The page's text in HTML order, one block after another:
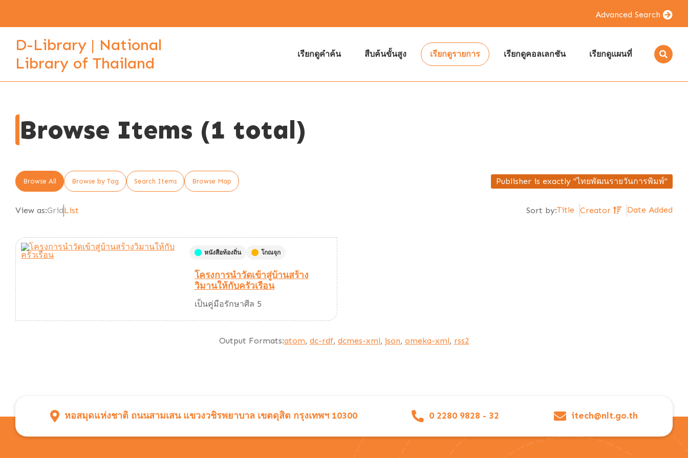
Advanced Search
D-Library | National
Library of Thailand
เรียกดูคำค้น สืบค้นขั้นสูง เรียกดูรายการ เรียกดูคอลเลกชัน เรียกดูแผนที่
Browse Items (1 total)
Browse All Browse by Tag Search Items Browse Map Publisher is exactly "ไทยพัฒนรายวันการพิมพ์"
View as:GridList Sort by:Title Creator Date Added
หนังสือท้องถิ่น โกณจุก
โครงการนำวัดเข้าสู่บ้านสร้าง
วิมานให้กับครัวเรือน
เป็นคู่มือรักษาศีล 5
Output Formats:atom, dc-rdf, dcmes-xml, json, omeka-xml, rss2
หอสมุดแห่งชาติ ถนนสามเสน แขวงวชิรพยาบาล เขตดุสิต กรุงเทพฯ 10300 0 2280 9828 - 32 itech@nlt.go.th